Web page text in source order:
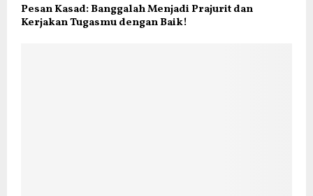
Pesan Kasad: Banggalah Menjadi Prajurit dan
Kerjakan Tugasmu dengan Baik!